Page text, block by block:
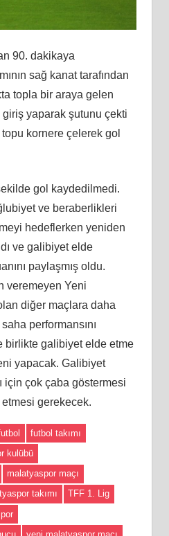
90. dakikaya
sağ kanat tarafından
topla bir araya gelen
giriş yaparak şutunu çekti
kornere çelerek gol
gol kaydedilmedi.
ve beraberlikleri
hedeflerken yeniden
ve galibiyet elde
paylaşmış oldu.
veremeyen Yeni
diğer maçlara daha
performansını
birlikte galibiyet elde etme
yapacak. Galibiyet
için çok çaba göstermesi
gerekecek.
futbol takımı
kulübü
malatyaspor maçı
takımı
TFF 1. Lig